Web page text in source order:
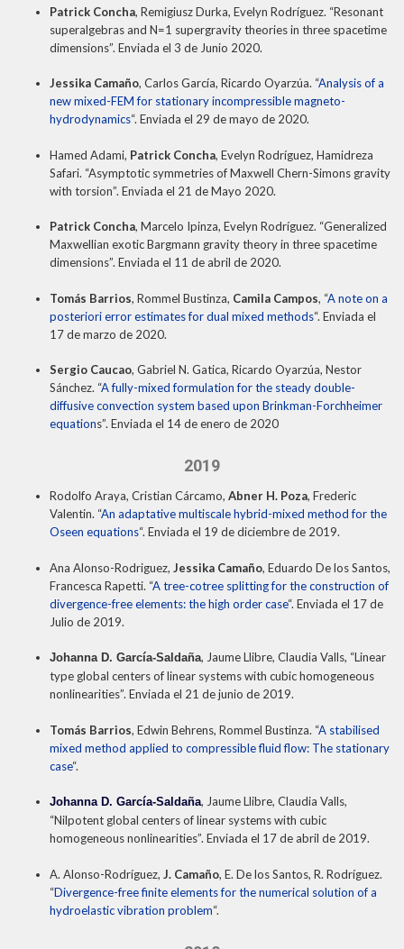
Patrick Concha, Remigiusz Durka, Evelyn Rodríguez. “Resonant
superalgebras and N=1 supergravity theories in three spacetime
dimensions”. Enviada el 3 de Junio 2020.
Jessika Camaño, Carlos García, Ricardo Oyarzúa. “Analysis of a
new mixed-FEM for stationary incompressible magneto-
hydrodynamics“. Enviada el 29 de mayo de 2020.
Hamed Adami, Patrick Concha, Evelyn Rodríguez, Hamidreza
Safari. “Asymptotic symmetries of Maxwell Chern-Simons gravity
with torsion”. Enviada el 21 de Mayo 2020.
Patrick Concha, Marcelo Ipinza, Evelyn Rodríguez. “Generalized
Maxwellian exotic Bargmann gravity theory in three spacetime
dimensions”. Enviada el 11 de abril de 2020.
Tomás Barrios, Rommel Bustinza, Camila Campos, “A note on a
posteriori error estimates for dual mixed methods“. Enviada el
17 de marzo de 2020.
Sergio Caucao, Gabriel N. Gatica, Ricardo Oyarzúa, Nestor
Sánchez. “A fully-mixed formulation for the steady double-
diffusive convection system based upon Brinkman-Forchheimer
equations”. Enviada el 14 de enero de 2020
2019
Rodolfo Araya, Cristian Cárcamo, Abner H. Poza, Frederic
Valentin. “An adaptative multiscale hybrid-mixed method for the
Oseen equations“. Enviada el 19 de diciembre de 2019.
Ana Alonso-Rodriguez, Jessika Camaño, Eduardo De los Santos,
Francesca Rapetti. “A tree-cotree splitting for the construction of
divergence-free elements: the high order case“. Enviada el 17 de
Julio de 2019.
Johanna D. García-Saldaña, Jaume Llibre, Claudia Valls, “Linear
type global centers of linear systems with cubic homogeneous
nonlinearities”. Enviada el 21 de junio de 2019.
Tomás Barrios, Edwin Behrens, Rommel Bustinza. “A stabilised
mixed method applied to compressible fluid flow: The stationary
case“.
Johanna D. García-Saldaña, Jaume Llibre, Claudia Valls,
“Nilpotent global centers of linear systems with cubic
homogeneous nonlinearities”. Enviada el 17 de abril de 2019.
A. Alonso-Rodríguez, J. Camaño, E. De los Santos, R. Rodríguez.
“Divergence-free finite elements for the numerical solution of a
hydroelastic vibration problem“.